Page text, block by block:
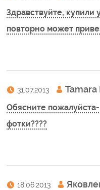
Здравствуйте, купили
повторно может
31.07.2013
Обясните
фотки????
18.06.2013